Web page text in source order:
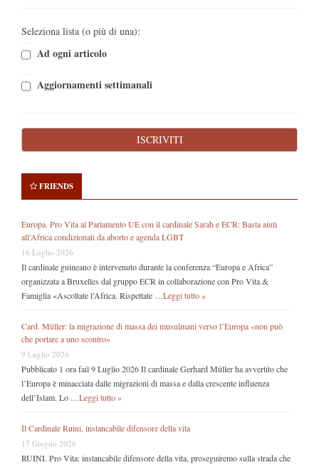
Seleziona lista (o più di una):
Ad ogni articolo
Aggiornamenti settimanali
FRIENDS
Europa. Pro Vita al Parlamento UE con il cardinale Sarah e ECR: Basta aiuti
all’Africa condizionati da aborto e agenda LGBT
16 Luglio 2026
Il cardinale guineano è intervenuto durante la conferenza “Europa e Africa”
organizzata a Bruxelles dal gruppo ECR in collaborazione con Pro Vita &
Famiglia «Ascoltate l’Africa. Rispettate … Leggi tutto »
Card. Müller: la migrazione di massa dei musulmani verso l’Europa «non può
che portare a uno scontro»
9 Luglio 2026
Pubblicato 1 ora fail 9 Luglio 2026 Il cardinale Gerhard Müller ha avvertito che
l’Europa è minacciata dalle migrazioni di massa e dalla crescente influenza
dell’Islam. Lo … Leggi tutto »
Il Cardinale Ruini, instancabile difensore della vita
17 Giugno 2026
RUINI. Pro Vita: instancabile difensore della vita, proseguiremo sulla strada che